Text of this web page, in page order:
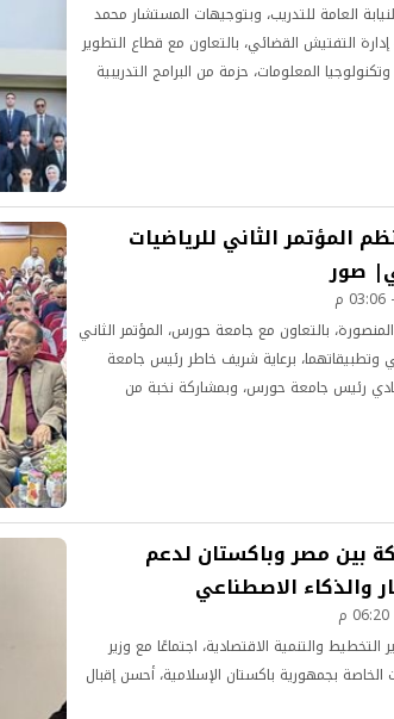
العامة للتدريب، وبتوجيهات المستشار محمد
التفتيش القضائي، بالتعاون مع قطاع التطوير
المعلومات، حزمة من البرامج التدريبية
المؤتمر الثاني للرياضيات
صور
بالتعاون مع جامعة حورس، المؤتمر الثاني
وتطبيقاتهما، برعاية شريف خاطر رئيس جامعة
رئيس جامعة حورس، وبمشاركة نخبة من
بين مصر وباكستان لدعم
والذكاء الاصطناعي
والتنمية الاقتصادية، اجتماعًا مع وزير
الخاصة بجمهورية باكستان الإسلامية، أحسن إقبال